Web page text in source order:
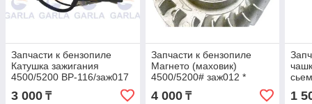
Запчасти к бензопиле
Катушка зажигания
4500/5200 ВР-116/заж017
3 000 ₸
Запчасти к бензопиле
Магнето (маховик)
4500/5200# заж012 *
4 000₸ 1